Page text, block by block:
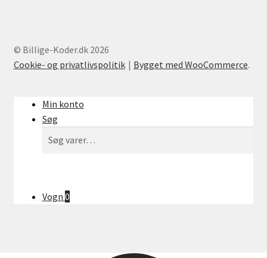
© Billige-Koder.dk 2026
Cookie- og privatlivspolitik
Bygget med WooCommerce.
Min konto
Søg
efter:
Vogn 0